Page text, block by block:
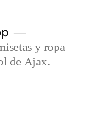
y ropa
de Ajax.